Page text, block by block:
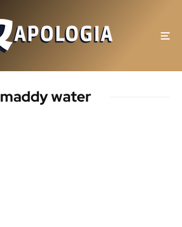
maddy water